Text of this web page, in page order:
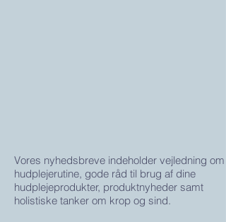
Vores nyhedsbreve indeholder vejledning om
hudplejerutine, gode råd til brug af dine
hudplejeprodukter, produktnyheder samt
holistiske tanker om krop og sind.